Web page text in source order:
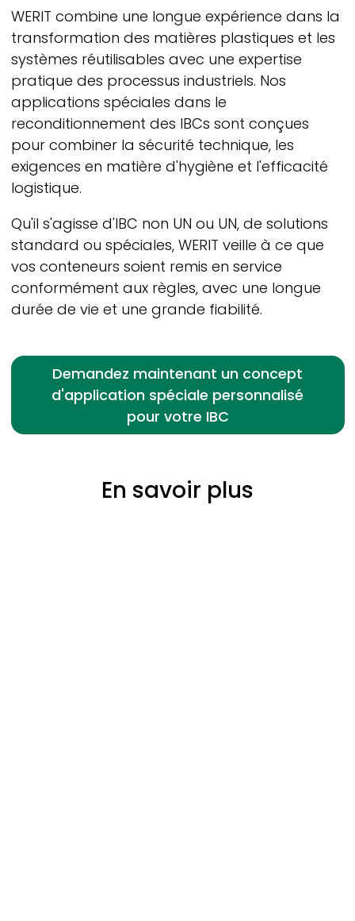
WERIT combine une longue expérience dans la
transformation des matières plastiques et les
systèmes réutilisables avec une expertise
pratique des processus industriels. Nos
applications spéciales dans le
reconditionnement des IBCs sont conçues
pour combiner la sécurité technique, les
exigences en matière d'hygiène et l'efficacité
logistique.
Qu'il s'agisse d'IBC non UN ou UN, de solutions
standard ou spéciales,WERIT veille à ce que
vos conteneurs soient remis en service
conformément aux règles, avec une longue
durée de vie et une grande fiabilité.
Demandez maintenant un concept
d'application spéciale personnalisé
pour votre IBC
En savoir plus